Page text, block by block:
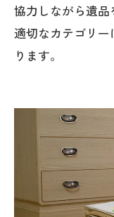
協力しながら遺
適切なカテゴリ
ります。